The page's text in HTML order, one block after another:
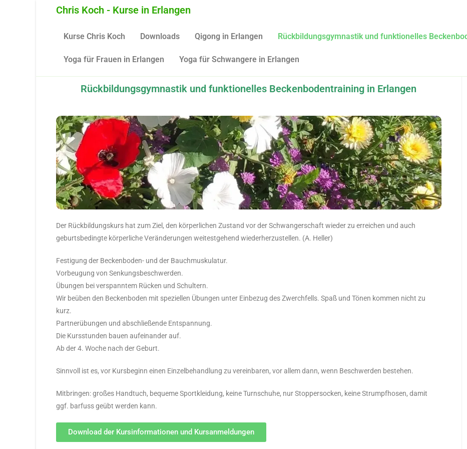
Chris Koch - Kurse in Erlangen
Kurse Chris Koch Downloads Qigong in Erlangen Rückbildungsgymnastik und funktionelles
Yoga für Frauen in Erlangen Yoga für Schwangere in Erlangen
Rückbildungsgymnastik und funktionelles Beckenbodentraining in Erlangen
Der Rückbildungskurs hat zum Ziel, den körperlichen Zustand vor der Schwangerschaft wieder zu erreichen und auch
geburtsbedingte körperliche Veränderungen weitestgehend wiederherzustellen. (A. Heller)
Festigung der Beckenboden- und der Bauchmuskulatur.
Vorbeugung von Senkungsbeschwerden.
Übungen bei verspanntem Rücken und Schultern.
Wir beüben den Beckenboden mit speziellen Übungen unter Einbezug des Zwerchfells. Spaß und Tönen kommen nicht zu
kurz.
Partnerübungen und abschließende Entspannung.
Die Kursstunden bauen aufeinander auf.
Ab der 4. Woche nach der Geburt.
Sinnvoll ist es, vor Kursbeginn einen Einzelbehandlung zu vereinbaren, vor allem dann, wenn Beschwerden bestehen.
Mitbringen: großes Handtuch, bequeme Sportkleidung, keine Turnschuhe, nur Stoppersocken, keine Strumpfhosen, damit
ggf. barfuss geübt werden kann.
Download der Kursinformationen und Kursanmeldungen